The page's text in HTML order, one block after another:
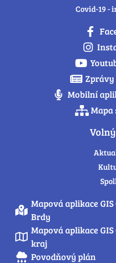
Covid-19 -
Zprávy
Mobilní
Mapová aplikace
Brdy
Mapová aplikace
kraj
Povodňový plán